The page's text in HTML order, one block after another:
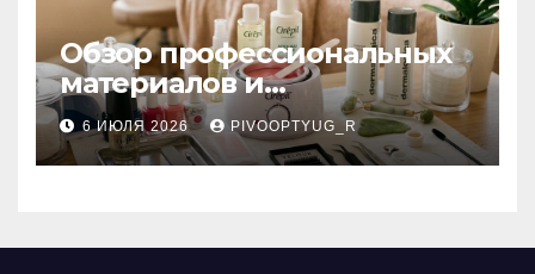
Обзор профессиональных
материалов и
инструментов для
маникюра, депиляции,
наращивания ресниц и
6 ИЮЛЯ 2026 PIVOOPTYUG_R